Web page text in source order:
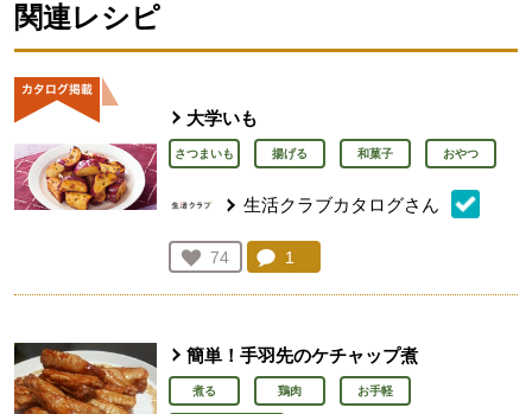
関連レシピ
大学いも
さつまいも 揚げる 和菓子 おやつ
生活クラブカタログさん
お気に入り登録：
74
人が登録
コメント：
1
簡単！手羽先のケチャップ煮
煮る 鶏肉 お手軽